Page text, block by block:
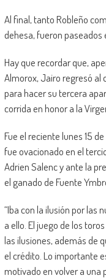
Al final, tanto Robleño
dehesa, fueron paseados
Hay que recordar que,
Almorox, Jairo regresó al
para hacer su tercera
corrida en honor a la
Fue el reciente lunes 15
fue ovacionado en el
Adrien Salenc y ante la
el ganado de Fuente
“Iba con la ilusión por las
a ello. El juego de los
las ilusiones, además de
el crédito. Lo importante
motivado en volver a una